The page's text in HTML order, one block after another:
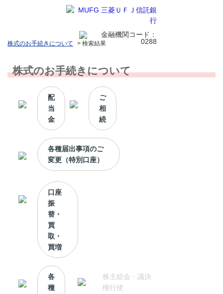
株式のお手続きについて > 検索結果
株式のお手続きについて
配
当
金
ご
相
続
各種届出事項のご
変更（特別口座）
口座
振
替・
買
取・
買増
各
種
株主総会・議決
権行使